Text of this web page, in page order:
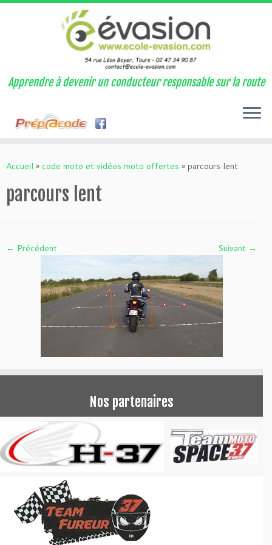
au
Apprendre à devenir un conducteur responsable sur la route
Accueil » code moto et vidéos moto offertes » parcours lent
parcours lent
← Précédent Suivant →
Nos partenaires